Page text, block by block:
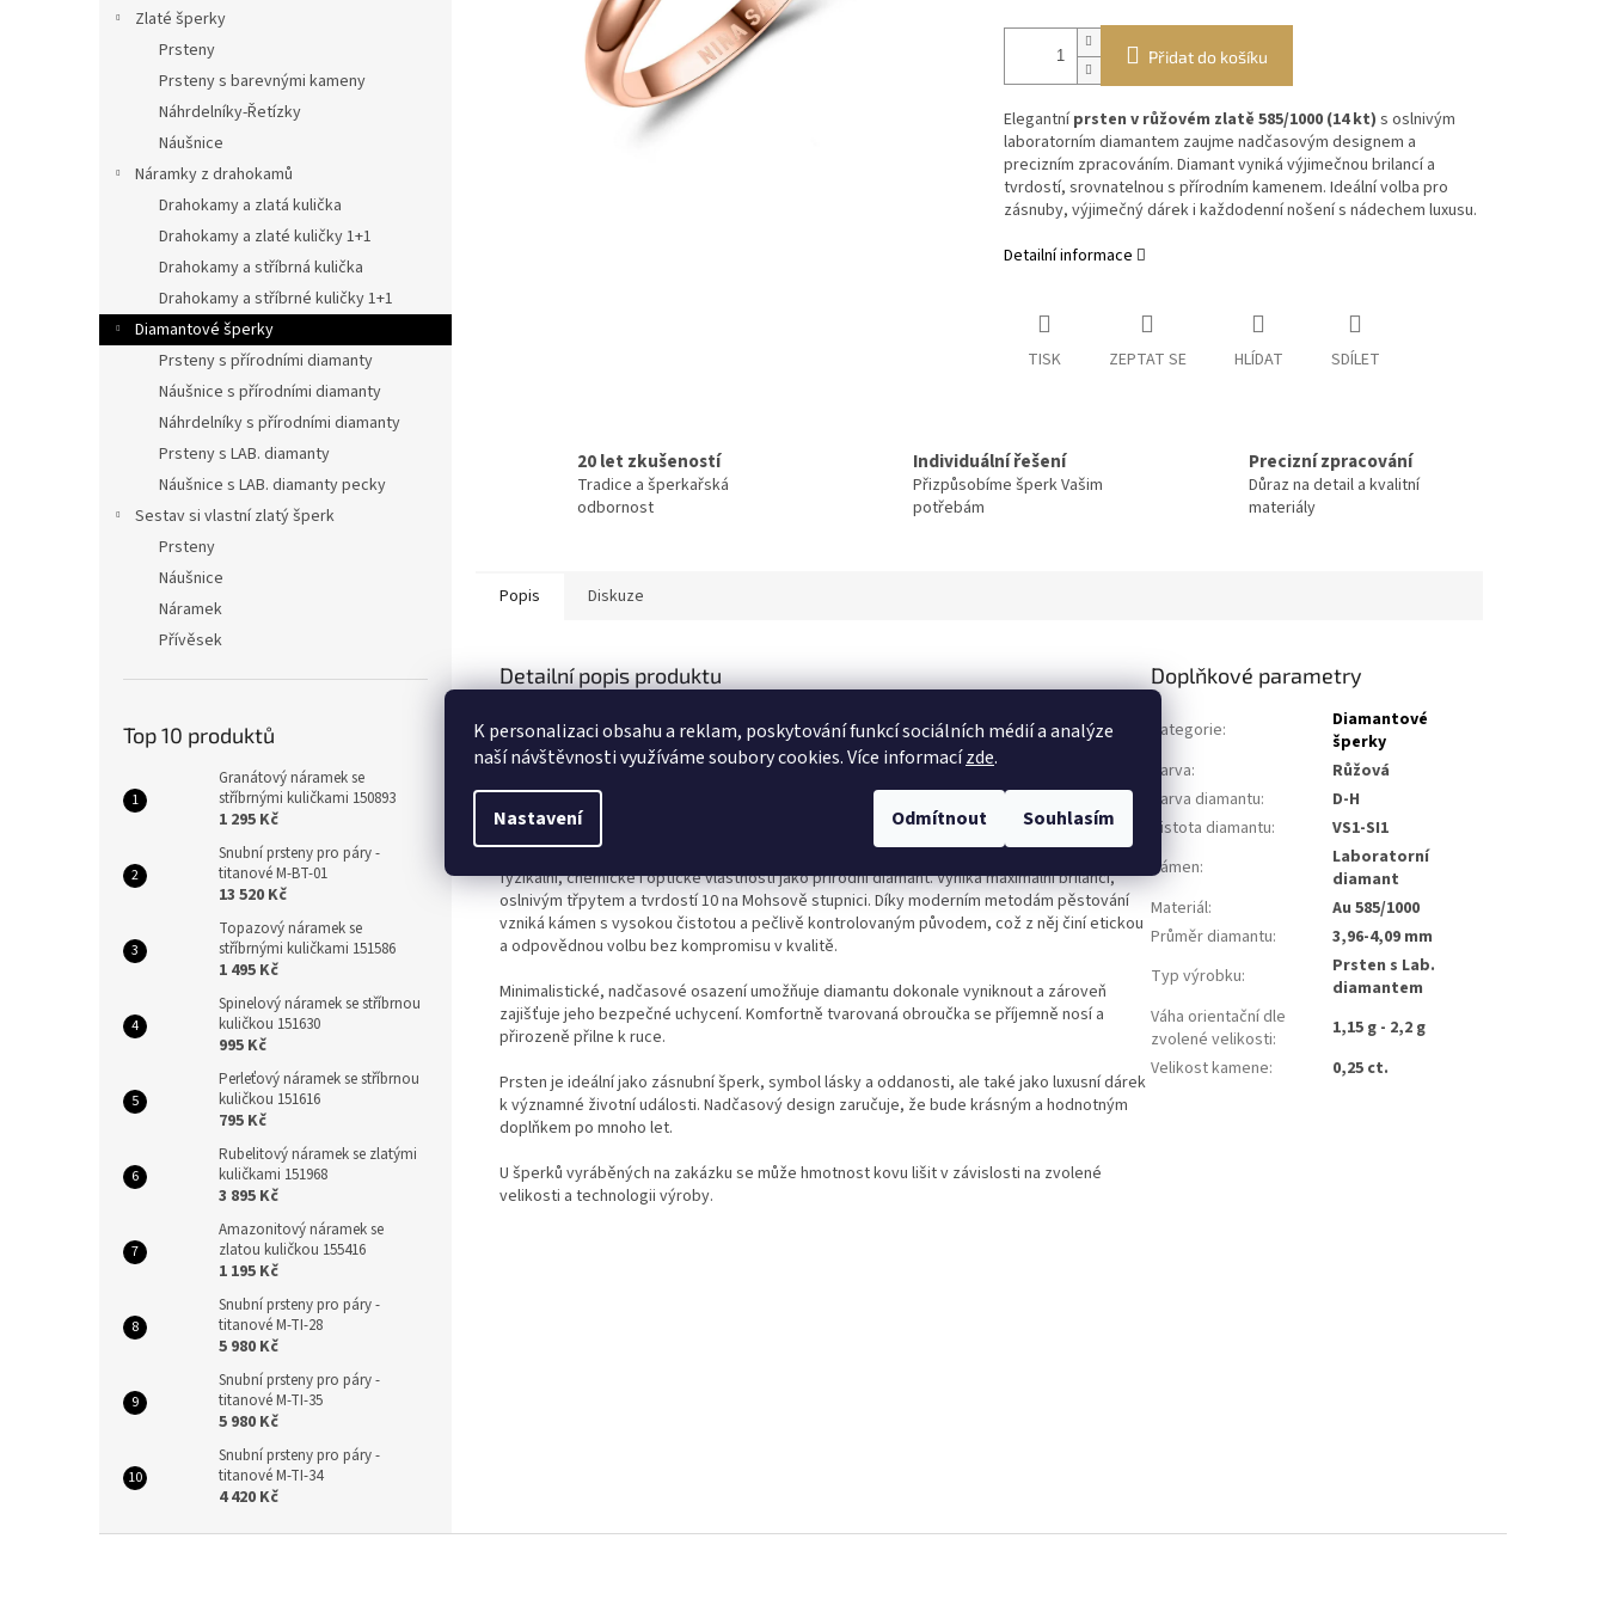
K personalizaci obsahu a reklam, poskytování funkcí sociálních médií a analýze
naší návštěvnosti využíváme soubory cookies. Více informacízde.
Nastavení Odmítnout Souhlasím
Zlaté šperky
Prsteny
Prsteny s barevnými kameny
Náhrdelníky-Řetízky
Náušnice
Náramky z drahokamů
Drahokamy a zlatá kulička
Drahokamy a zlaté kuličky 1+1
Drahokamy a stříbrná kulička
Drahokamy a stříbrné kuličky 1+1
Diamantové šperky
Prsteny s přírodními diamanty
Náušnice s přírodními diamanty
Náhrdelníky s přírodními diamanty
Prsteny s LAB. diamanty
Náušnice s LAB. diamanty pecky
Sestav si vlastní zlatý šperk
Prsteny
Náušnice
Náramek
Přívěsek
Top 10 produktů
Granátový náramek se
stříbrnými kuličkami 150893
1 295 Kč
Snubní prsteny pro páry -
titanové M-BT-01
13 520 Kč
Topazový náramek se
stříbrnými kuličkami 151586
1 495 Kč
Spinelový náramek se stříbrnou
kuličkou 151630
995 Kč
Perleťový náramek se stříbrnou
kuličkou 151616
795 Kč
Rubelitový náramek se zlatými
kuličkami 151968
3 895 Kč
Amazonitový náramek se
zlatou kuličkou 155416
1 195 Kč
Snubní prsteny pro páry -
titanové M-TI-28
5 980 Kč
Snubní prsteny pro páry -
titanové M-TI-35
5 980 Kč
Snubní prsteny pro páry -
titanové M-TI-34
4 420 Kč
Přidat do košíku
Elegantníprsten v růžovém zlatě 585/1000 (14 kt) s oslnivým
laboratorním diamantem zaujme nadčasovým designem a
precizním zpracováním. Diamant vyniká výjimečnou brilancí a
tvrdostí, srovnatelnou s přírodním kamenem. Ideální volba pro
zásnuby, výjimečný dárek i každodenní nošení s nádechem luxusu.
Detailní informace
TISK ZEPTAT SE HLÍDAT SDÍLET
20 let zkušeností
Tradice a šperkařská
odbornost
Individuální řešení
Přizpůsobíme šperk Vašim
potřebám
Precizní zpracování
Důraz na detail a kvalitní
materiály
Popis Diskuze
Detailní popis produktu
Tento výjimečný prsten v růžovém zlatě 585/1000 (14 kt)
představuje dokonalé spojení
klasické elegance a moderní technologie. Hřejivý odstín žlutého zlata podtrhuje přirozenou
krásu kamene a dodává šperku nadčasový, luxusní charakter. Díky ideálnímu poměru ryzího
zlata a příměsí je slitina dostatečně pevná pro každodenní nošení, zároveň si však
zachovává vysoký lesk a dlouhou životnost.
fyzikální, chemické i optické vlastnosti jako přírodní diamant. Vyniká maximální brilancí,
oslnivým třpytem a tvrdostí 10 na Mohsově stupnici. Díky moderním metodám pěstování
vzniká kámen s vysokou čistotou a pečlivě kontrolovaným původem, což z něj činí etickou
a odpovědnou volbu bez kompromisu v kvalitě.
Minimalistické, nadčasové osazení umožňuje diamantu dokonale vyniknout a zároveň
zajišťuje jeho bezpečné uchycení. Komfortně tvarovaná obroučka se příjemně nosí a
přirozeně přilne k ruce.
Prsten je ideální jako zásnubní šperk, symbol lásky a oddanosti, ale také jako luxusní dárek
k významné životní události. Nadčasový design zaručuje, že bude krásným a hodnotným
doplňkem po mnoho let.
U šperků vyráběných na zakázku se může hmotnost kovu lišit v závislosti na zvolené
velikosti a technologii výroby.
Doplňkové parametry
Kategorie:
Diamantové
šperky
Barva:
Růžová
Barva diamantu:
D-H
Čistota diamantu:
VS1-SI1
Kámen:
Laboratorní
diamant
Materiál:
Au 585/1000
Průměr diamantu:
3,96-4,09 mm
Typ výrobku:
Prsten s Lab.
diamantem
Váha orientační dle
zvolené velikosti:
1,15 g - 2,2 g
Velikost kamene: 0,25 ct.